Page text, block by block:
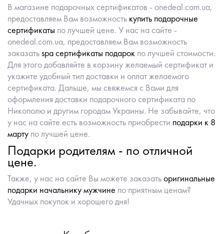
В магазине подарочных сертификатов - onedeal.com.ua,
предоставляем Вам возможность купить подарочные
сертификаты по лучшей цене. У нас на сайте -
onedeal.com.ua, предоставляем Вам возможность
заказатьspa сертификаты подарок по лучшей стоимости.
Для этого добавляйте в корзину желаемый сертификат и
укажите удобный тип доставки и оплат желаемого
сертификата. Дальше, мы свяжемся с Вами для
оформления доставки подарочного сертификата по
Никополю и другим городам Украины. Не забывайте, что
у нас на сайте есть возможность приобрести подарки к 8
марту по лучшей цене.
Подарки родителям - по отличной
цене.
Также, у нас на сайте Вы можете заказатьоригинальные
подарки начальнику мужчине по приятным ценам?
Удачных покупок и хорошего дня!